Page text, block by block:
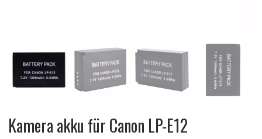
Kamera akku für Canon LP-E12